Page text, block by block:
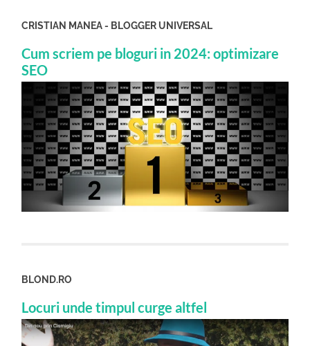
CRISTIAN MANEA - BLOGGER UNIVERSAL
Cum scriem pe bloguri in 2024: optimizare
SEO
BLOND.RO
Locuri unde timpul curge altfel